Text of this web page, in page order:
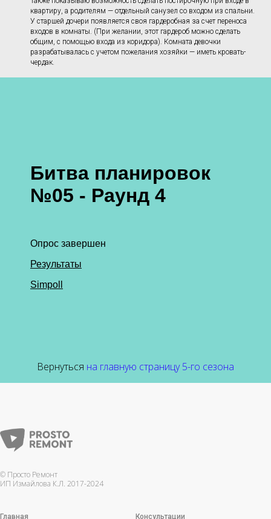
квартиру, а родителям — отдельный санузел со входом из спальни.
У старшей дочери появляется своя гардеробная за счет переноса
входов в комнаты. (При желании, этот гардероб можно сделать
общим, с помощью входа из коридора). Комната девочки
разрабатывалась с учетом пожелания хозяйки — иметь кровать-
чердак.
Вернуться на главную страницу 5-го сезона
© Просто Ремонт
ИП Измайлова К.Л. 2017-2024
Главная Консультации